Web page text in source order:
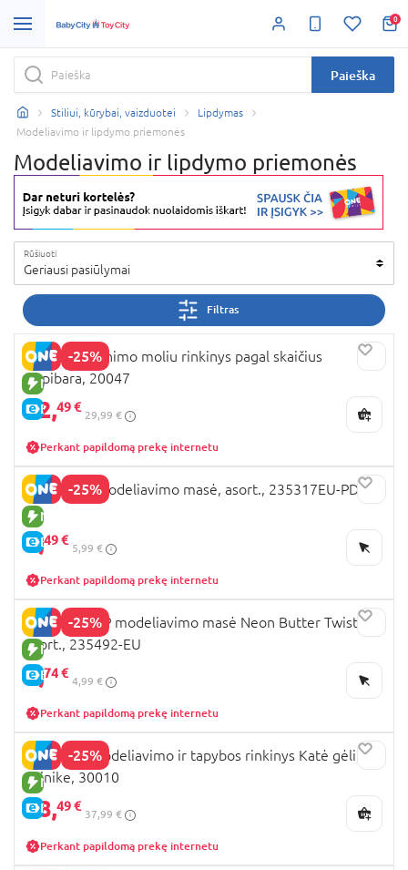
0
Paieška
Stiliui, kūrybai, vaizduotei
Lipdymas
Modeliavimo ir lipdymo priemonės
Modeliavimo ir lipdymo priemonės
Rūšiuoti
Geriausi pasiūlymai
Filtras
-25%
NAUJA PREKĖ
E-KAINA
OKTO spalvinimo moliu rinkinys pagal skaičius
Kapibara, 20047
22,49 €
29,99 €
Perkant papildomą prekę internetu
-25%
NAUJA PREKĖ
E-KAINA
PLAY-DOH modeliavimo masė, asort., 235317EU-PDQ
4,49 €
5,99 €
Perkant papildomą prekę internetu
-25%
NAUJA PREKĖ
E-KAINA
SLIMYGLOOP modeliavimo masė Neon Butter Twist,
asort., 235492-EU
3,74 €
4,99 €
Perkant papildomą prekę internetu
-25%
NAUJA PREKĖ
E-KAINA
OKTO 3D modeliavimo ir tapybos rinkinys Katė gėlių
vainike, 30010
28,49 €
37,99 €
Perkant papildomą prekę internetu